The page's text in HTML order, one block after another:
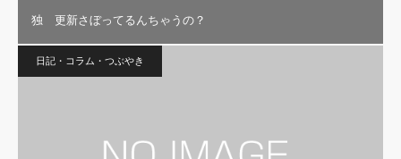
独 更新さぼってるんちゃうの？
日記・コラム・つぶやき